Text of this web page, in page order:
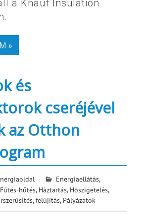
a Knauf Insulation
»
és
cseréjével
az Otthon
Energiaellátás,
Fűtés-hűtés, Háztartás, Hőszigetelés,
felújítás, Pályázatok